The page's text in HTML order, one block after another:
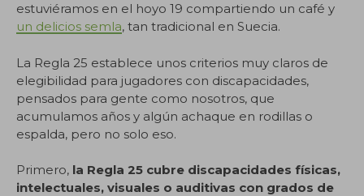
estuviéramos en el hoyo 19 compartiendo un café y
un delicios semla, tan tradicional en Suecia.
La Regla 25 establece unos criterios muy claros de
elegibilidad para jugadores con discapacidades,
pensados para gente como nosotros, que
acumulamos años y algún achaque en rodillas o
espalda, pero no solo eso.
Primero, la Regla 25 cubre discapacidades físicas,
intelectuales, visuales o auditivas con grados de